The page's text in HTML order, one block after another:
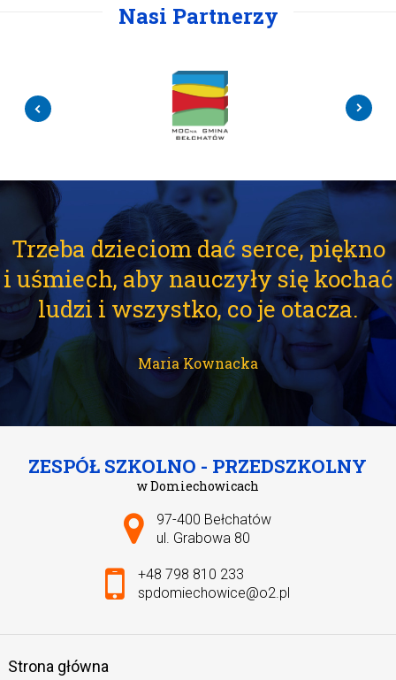
Nasi Partnerzy
Trzeba dzieciom dać serce, piękno
i uśmiech, aby nauczyły się kochać
ludzi i wszystko, co je otacza.
Maria Kownacka
ZESPÓŁ SZKOLNO - PRZEDSZKOLNY
w Domiechowicach
Adres pocztowy:
97-400 Bełchatów
ul. Grabowa 80
+48 798 810 233
spdomiechowice@o2.pl
Strona główna